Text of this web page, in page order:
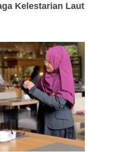
Kelestarian Laut